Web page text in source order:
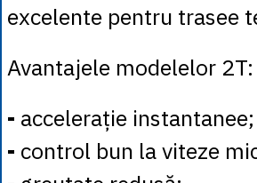
excelente pentru trasee
Avantajele modelelor 2T:
- accelerație instantanee;
- control bun la viteze